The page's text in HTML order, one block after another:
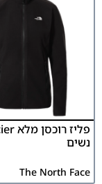
נשים
The North Face